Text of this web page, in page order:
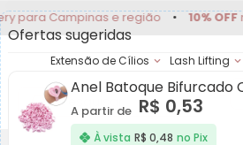
Campinas e região • 10% OFFno PIX
Extensão de Cílios Lash Lifting
Ofertas sugeridas
Anel Batoque Bifurcado
A partir de R$ 0,53
À vista R$ 0,48 no Pix